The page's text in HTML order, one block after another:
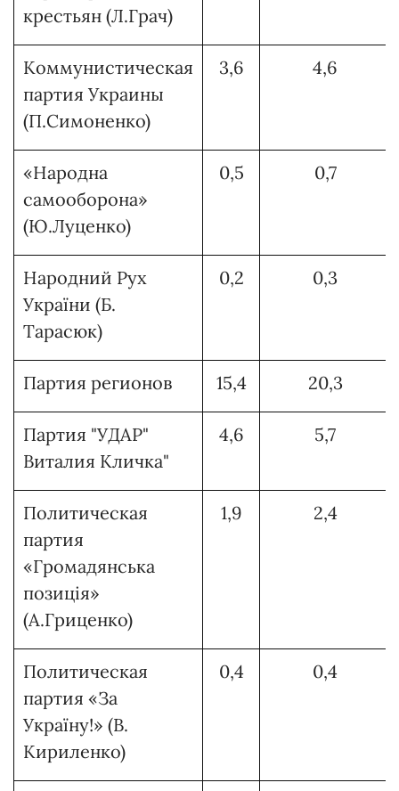
крестьян (Л.Грач)
Коммунистическая
партия Украины
(П.Симоненко)
3,6 4,6
«Народна
самооборона»
(Ю.Луценко)
0,5 0,7
Народний Рух
України (Б.
Тарасюк)
0,2 0,3
Партия регионов 15,4 20,3
Партия "УДАР"
Виталия Кличка"
4,6 5,7
Политическая
партия
«Громадянська
позиція»
(А.Гриценко)
1,9 2,4
Политическая
партия «За
Україну!» (В.
Кириленко)
0,4 0,4